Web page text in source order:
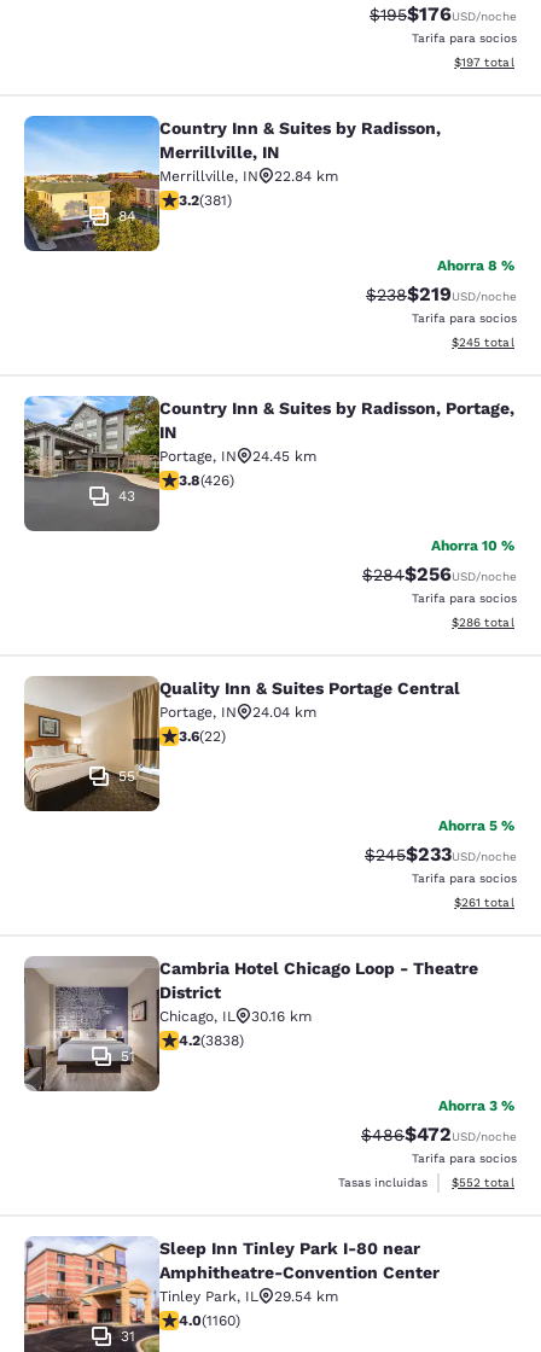
Tarifa tachada:
$195Tarifa reducida:
$176USD/noche
Tarifa para socios
Ver detalles
$197 total
Country Inn & Suites by Radisson,
84
Country Inn & Suites by Radisson,
Merrillville, IN
Merrillville, IN
22.84 km
Calificación de 3.18 estrellas. Bueno. 381 reseñas
3.2(381)
Ahorra 8 %
Tarifa tachada:
$238Tarifa reducida:
$219USD/noche
Tarifa para socios
Ver detalles
$245 total
Country Inn & Suites by Radisson,
43
Country Inn & Suites by Radisson, Portage,
IN
Portage, IN
24.45 km
Calificación de 3.79 estrellas. Bueno. 426 reseñas
3.8(426)
Ahorra 10 %
Tarifa tachada:
$284Tarifa reducida:
$256USD/noche
Tarifa para socios
Ver detalles
$286 total
Quality Inn & Suites Portage Central
55
Quality Inn & Suites Portage Central
Portage, IN
24.04 km
Calificación de 3.64 estrellas. Bueno. 22 reseñas
3.6(22)
Ahorra 5 %
Tarifa tachada:
$245Tarifa reducida:
$233USD/noche
Tarifa para socios
Ver detalles
$261 total
Cambria Hotel Chicago Loop -
51
Cambria Hotel Chicago Loop - Theatre
District
Chicago, IL
30.16 km
Calificación de 4.21 estrellas. Excelente. 3838 reseñas
4.2(3838)
Ahorra 3 %
Tarifa tachada:
$486Tarifa reducida:
$472USD/noche
Tarifa para socios
Tasas incluidas
Ver detalles
$552 total
Sleep Inn Tinley Park I-80 near
31
Sleep Inn Tinley Park I-80 near
Amphitheatre-Convention Center
Tinley Park, IL
29.54 km
Calificación de 4.01 estrellas. Muy bueno. 1160 reseñas
4.0(1160)